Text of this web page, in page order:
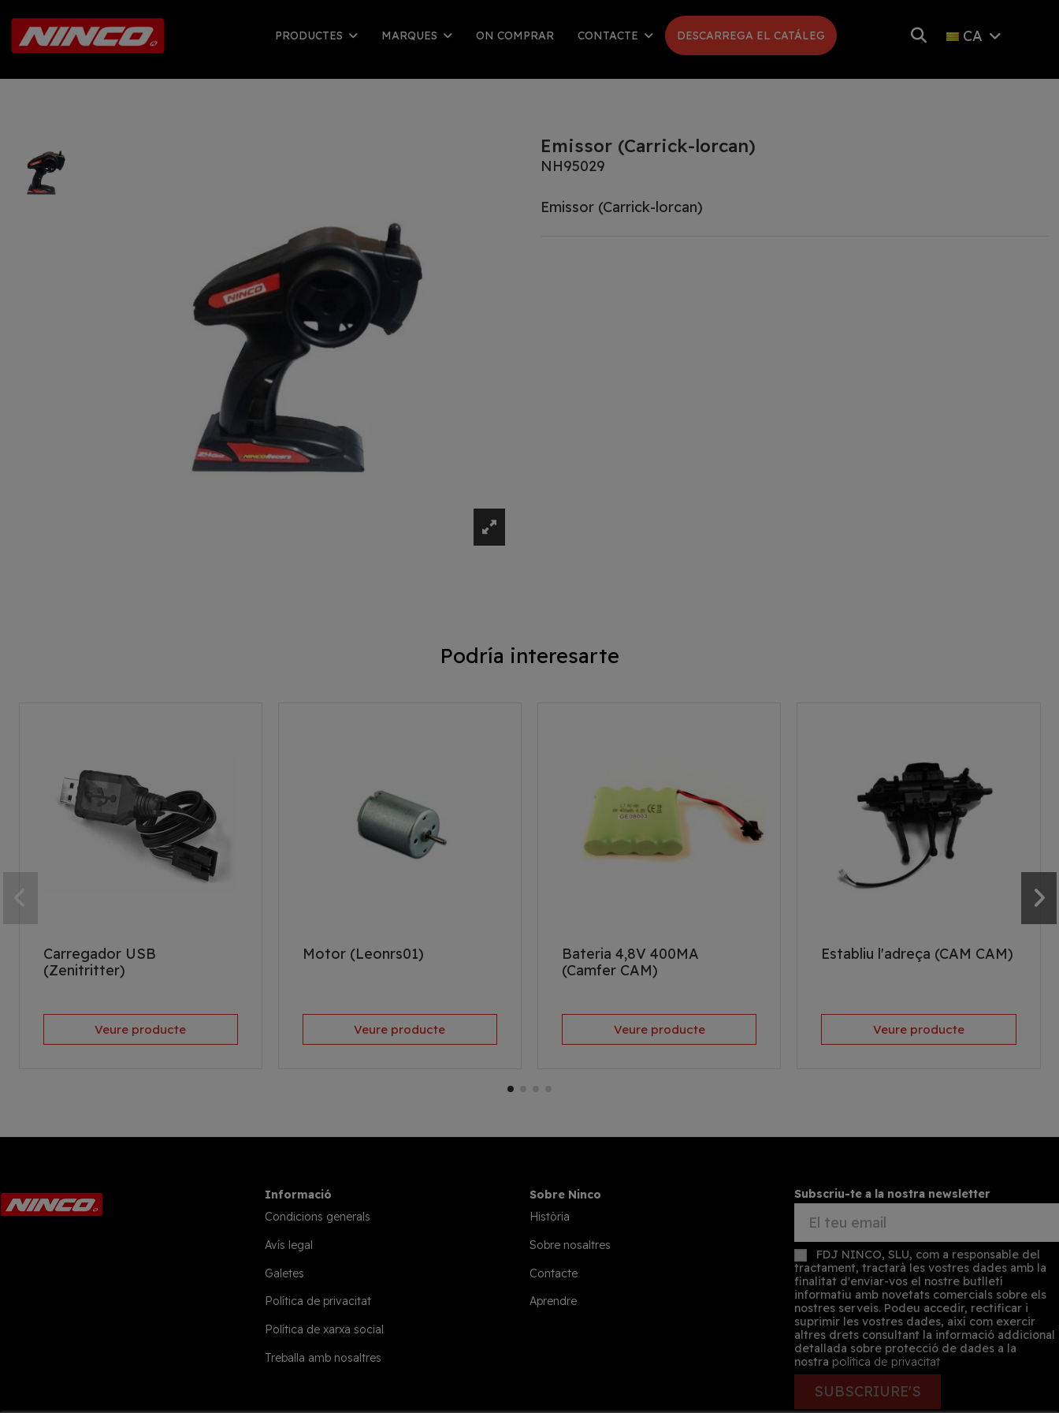
PRODUCTES MARQUES ON COMPRAR CONTACTE DESCARREGA EL CATÁLEG CA
Emissor (Carrick-lorcan)
NH95029
Emissor (Carrick-lorcan)
Podría interesarte
Carregador USB
(Zenitritter)
Veure producte
Motor (Leonrs01)
Veure producte
Bateria 4,8V 400MA
(Camfer CAM)
Veure producte
Establiu l'adreça (CAM CAM)
Veure producte
Informació
Condicions generals
Avís legal
Galetes
Política de privacitat
Política de xarxa social
Treballa amb nosaltres
Sobre Ninco
Història
Sobre nosaltres
Contacte
Aprendre
Subscriu-te a la nostra newsletter
FDJ NINCO, SLU, com a responsable del
tractament, tractarà les vostres dades amb la
finalitat d'enviar-vos el nostre butlletí
informatiu amb novetats comercials sobre els
nostres serveis. Podeu accedir, rectificar i
suprimir les vostres dades, així com exercir
altres drets consultant la informació addicional
detallada sobre protecció de dades a la
nostra política de privacitat
SUBSCRIURE'S